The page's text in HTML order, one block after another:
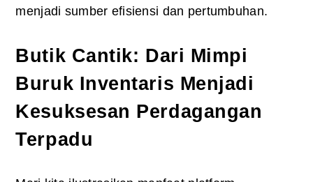
menjadi sumber efisiensi dan pertumbuhan.
Butik Cantik: Dari Mimpi
Buruk Inventaris Menjadi
Kesuksesan Perdagangan
Terpadu